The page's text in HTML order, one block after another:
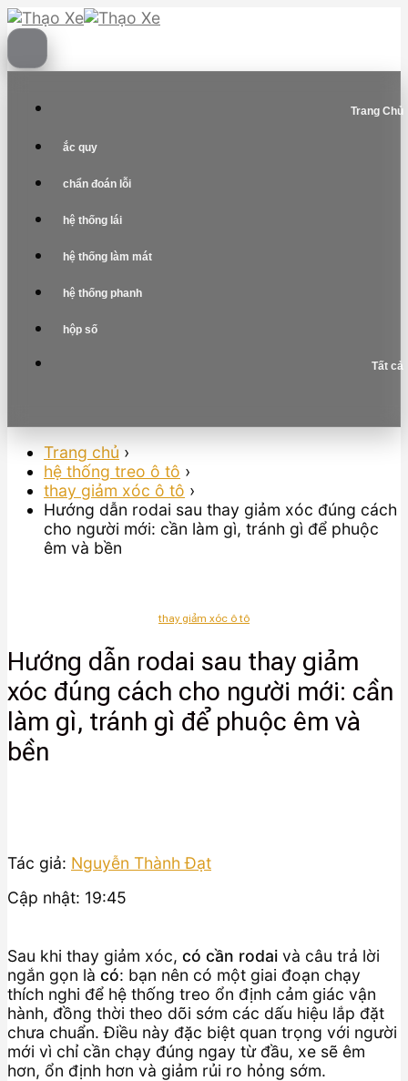
Skip
to
content
Trang Chủ
ắc quy
chẩn đoán lỗi
hệ thống lái
hệ thống làm mát
hệ thống phanh
hộp số
Tất cả
Trang chủ ›
hệ thống treo ô tô ›
thay giảm xóc ô tô ›
Hướng dẫn rodai sau thay giảm xóc đúng cách
cho người mới: cần làm gì, tránh gì để phuộc
êm và bền
thay giảm xóc ô tô
Hướng dẫn rodai sau thay giảm
xóc đúng cách cho người mới: cần
làm gì, tránh gì để phuộc êm và
bền
Tác giả: Nguyễn Thành Đạt
Cập nhật: 19:45
Sau khi thay giảm xóc, có cần rodai và câu trả lời
ngắn gọn là có: bạn nên có một giai đoạn chạy
thích nghi để hệ thống treo ổn định cảm giác vận
hành, đồng thời theo dõi sớm các dấu hiệu lắp đặt
chưa chuẩn. Điều này đặc biệt quan trọng với người
mới vì chỉ cần chạy đúng ngay từ đầu, xe sẽ êm
hơn, ổn định hơn và giảm rủi ro hỏng sớm.